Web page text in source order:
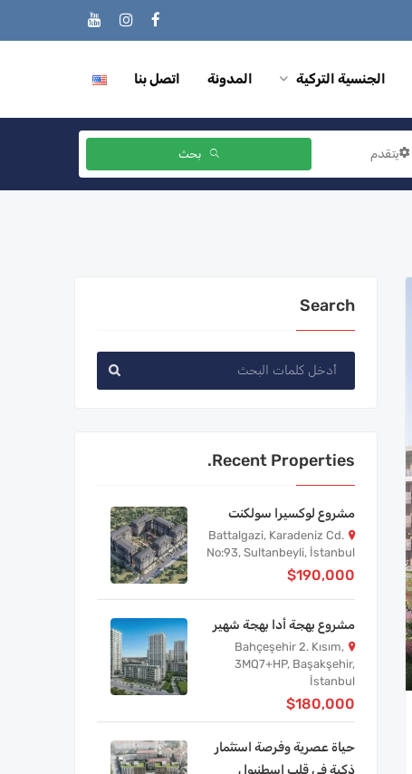
الجنسية التركية المدونة اتصل بنا
يتقدم بحث
Search
Recent Properties.
مشروع لوكسيرا سولكنت
Battalgazi, Karadeniz Cd.
No:93, Sultanbeyli, İstanbul
$190,000
مشروع بهجة أدا بهجة شهير
Bahçeşehir 2. Kısım,
3MQ7+HP, Başakşehir,
İstanbul
$180,000
حياة عصرية وفرصة استثمار
ذكية في قلب إسطنبول